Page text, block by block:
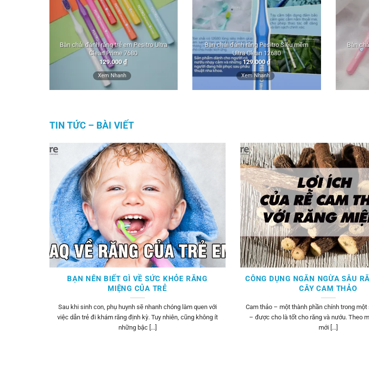
Bàn chải đánh răng trẻ em Pesitro Ultra
Clean Prime 7680
129.000₫
Xem Nhanh
Bàn chải đánh răng Pesitro Siêu mềm
Ultra Clean 12680
129.000₫
Xem Nhanh
Bàn
TIN TỨC – BÀI VIẾT
BẠN NÊN BIẾT GÌ VỀ SỨC KHỎE RĂNG
MIỆNG CỦA TRẺ
Sau khi sinh con, phụ huynh sẽ nhanh chóng làm quen với
việc dẫn trẻ đi khám răng định kỳ. Tuy nhiên, cũng không ít
những bậc [...]
CÔNG DỤNG NGĂN NGỪA SÂU
CÂY CAM THẢO
Cam thảo – một thành phần chính trong
– được cho là tốt cho răng và nướu. Theo
mới [...]